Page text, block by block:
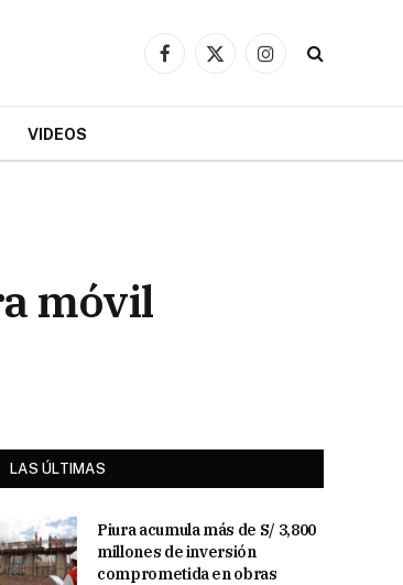
Facebook
X
Instagram
VIDEOS
móvil
LAS ÚLTIMAS
Piura acumula más de S/ 3,800
millones de inversión
comprometida en obras